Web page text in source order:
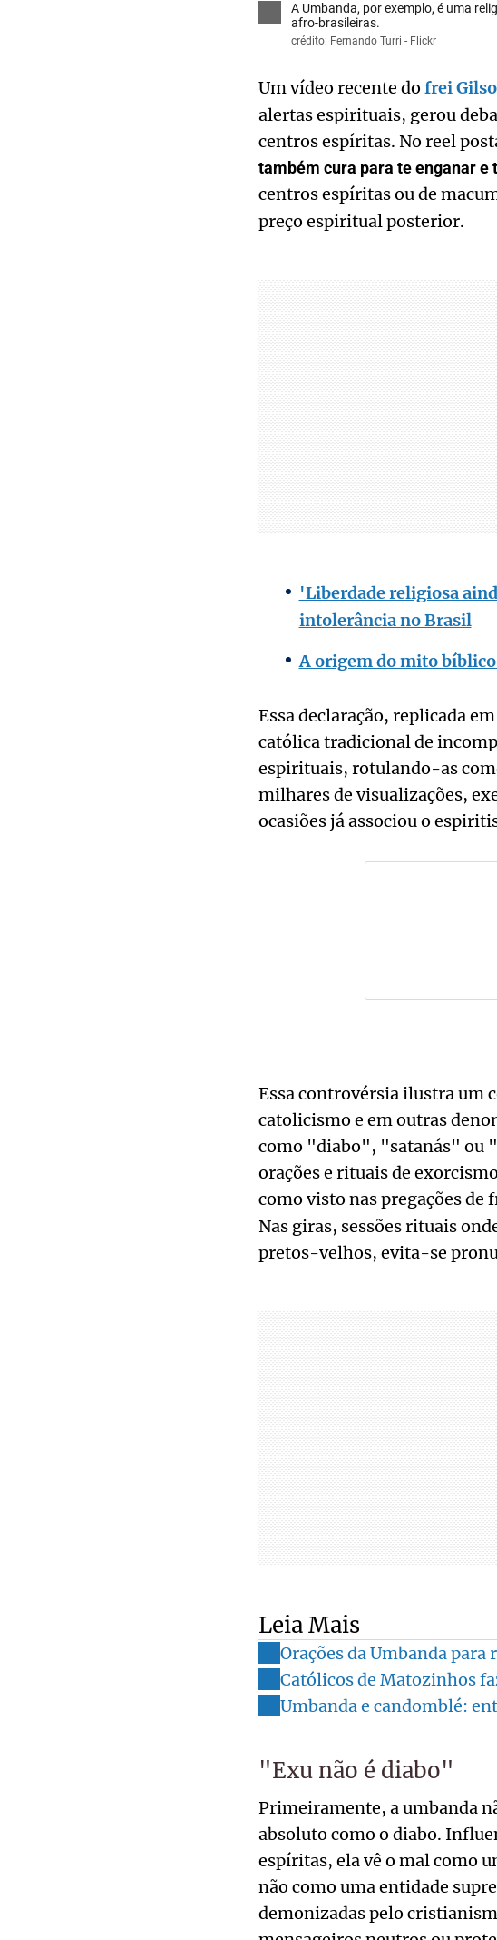
A Umbanda, por exemplo, é uma
afro-brasileiras.
crédito: Fernando Turri - Flickr
Um vídeo recente do frei
alertas espirituais, gerou
centros espíritas. No reel
também cura para te enganar e
centros espíritas ou de
preço espiritual posterior.
'Liberdade religiosa
intolerância no Brasil
A origem do mito
Essa declaração, replicada
católica tradicional de
espirituais, rotulando-as
milhares de visualizações,
ocasiões já associou o
Essa controvérsia ilustra um
catolicismo e em outras
como "diabo", "satanás" ou
orações e rituais de
como visto nas pregações de
Nas giras, sessões rituais
pretos-velhos, evita-se
Leia Mais
Orações da Umbanda para
Católicos de Matozinhos
Umbanda e candomblé:
"Exu não é diabo"
Primeiramente, a umbanda
absoluto como o diabo.
espíritas, ela vê o mal como
não como uma entidade
demonizadas pelo